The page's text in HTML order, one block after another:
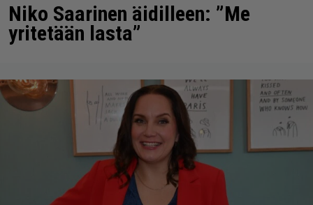
Niko Saarinen äidilleen: ”Me
yritetään lasta”